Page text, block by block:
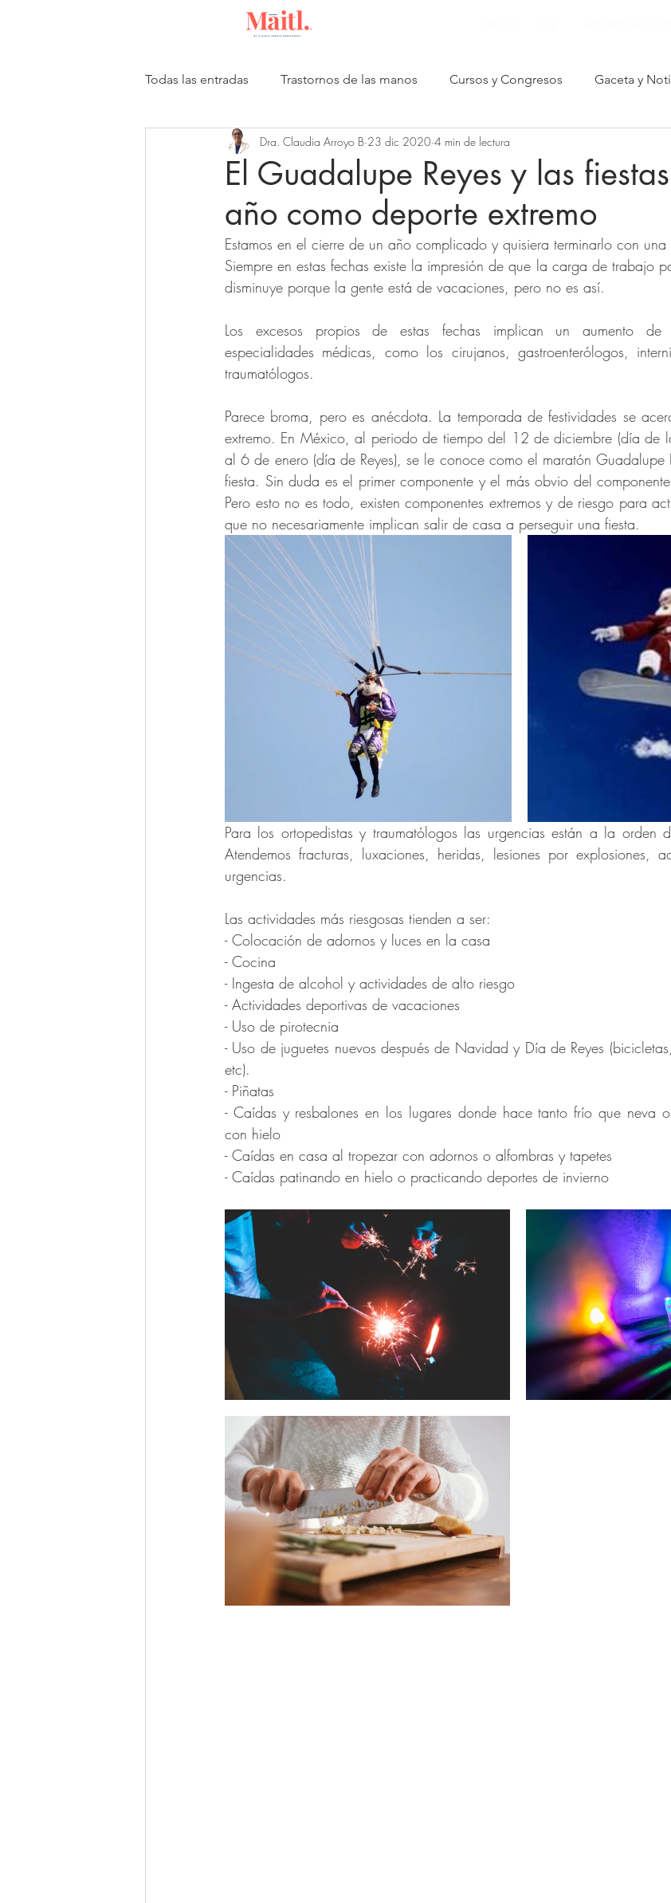
Todas las entradas Trastornos de las manos Cursos y Congresos Gaceta y
Publicaciones científicas Información para pacientes
El Guadalupe Reyes y las
año como deporte extremo
Dra. Claudia Arroyo B 23 dic 2020 4 min de lectura
Siempre en estas fechas existe la impresión de que la carga de trabajo
disminuye porque la gente está de vacaciones, pero no es así.
Los excesos propios de estas fechas implican un aumento de
especialidades médicas, como los cirujanos, gastroenterólogos,
traumatólogos.
Parece broma, pero es anécdota. La temporada de festividades se
extremo. En México, al periodo de tiempo del 12 de diciembre (día de
al 6 de enero (día de Reyes), se le conoce como el maratón Guadalupe
fiesta. Sin duda es el primer componente y el más obvio del
Pero esto no es todo, existen componentes extremos y de riesgo para
que no necesariamente implican salir de casa a perseguir una fiesta.
Para los ortopedistas y traumatólogos las urgencias están a la orden
Atendemos fracturas, luxaciones, heridas, lesiones por explosiones,
urgencias.
Las actividades más riesgosas tienden a ser:
- Colocación de adornos y luces en la casa
- Cocina
- Ingesta de alcohol y actividades de alto riesgo
- Actividades deportivas de vacaciones
- Uso de pirotecnia
- Uso de juguetes nuevos después de Navidad y Día de Reyes
etc).
- Piñatas
- Caídas y resbalones en los lugares donde hace tanto frío que neva
con hielo
- Caídas en casa al tropezar con adornos o alfombras y tapetes
- Caídas patinando en hielo o practicando deportes de invierno